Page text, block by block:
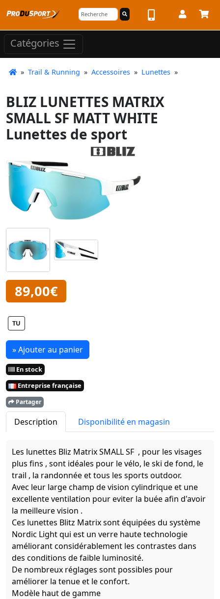
Catégories
» Trail & Running » Accessoires » Lunettes »
BLIZ LUNETTES MATRIX
SMALL SF MATT WHITE
Lunettes de sport
89,00€
TU
» Ajouter au panier
En stock
Entreprise française
Partager
Description Disponibilité en magasin
Les lunettes Bliz Matrix SMALL SF , pour les visages
plus fins , sont idéales pour le vélo, le ski de fond, le
trail , la randonnée et tous les sports outdoor.
Avec leur large champ de vision cylindrique et une
excellente ventilation pour eviter la buée afin d'avoir
la meilleure vision .
Ces lunettes Blitz Matrix sont équipées du système
Nordic Light qui est un verre haute technologie
améliorant considérablement les contrastes dans
des conditions de faible luminosité.
De nombreux réglages sont possibles pour
améliorer la tenue et le confort.
Modèle haut de gamme